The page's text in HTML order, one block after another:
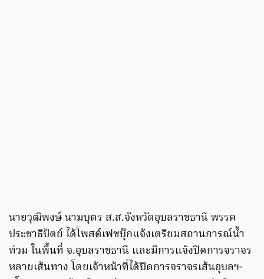
นายวุฒิพงษ์ นามบุตร ส.ส.จังหวัดอุบลราชธานี พรรค
ประชาธิปัตย์ ได้โพสต์เฟซบุ๊กแจ้งเตรียมสถานการณ์น้ำ
ท่วม ในพื้นที่ จ.อุบลราชธานี และมีการแจ้งปิดการจราจร
หลายเส้นทาง โดยเจ้าหน้าที่ได้ปิดการจราจรเส้นอุบลฯ-